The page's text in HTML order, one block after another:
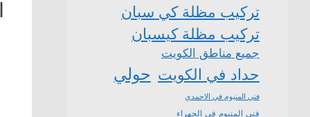
تركيب مظلة كي سبان
تركيب مظلة كيسبان
جميع مناطق الكويت
حداد في الكويت حولي
فني المنيوم في الاحمدي
فني المنيوم في الجهراء